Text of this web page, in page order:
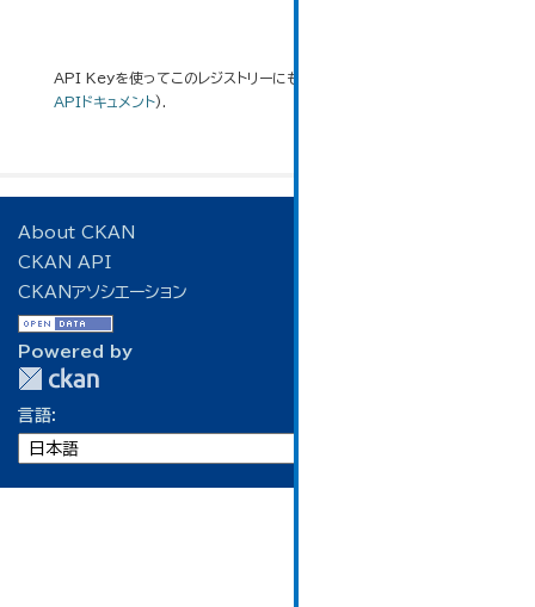
API Keyを使ってこのレジストリーにもアクセス可能です
APIドキュメント).
About CKAN
CKAN API
CKANアソシエーション
Powered by
言語